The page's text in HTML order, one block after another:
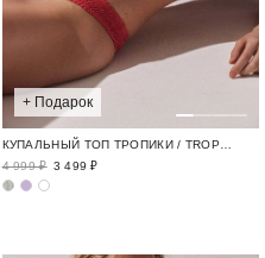
+ Подарок
КУПАЛЬНЫЙ ТОП ТРОПИКИ / TROPICAL
4 999 ₽ 3 499 ₽